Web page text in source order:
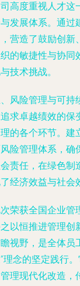
高度重视人才这
发展体系。通过
营造了鼓励创新
的敏捷性与协同
技术挑战。
风险管理与可持
求卓越绩效的保
的各个环节。建
险管理体系，确
责任，在绿色制
经济效益与社会
荣获全国企业管
以恒推进管理创
视野，是全体员
理念的坚定践行
理现代化改造，